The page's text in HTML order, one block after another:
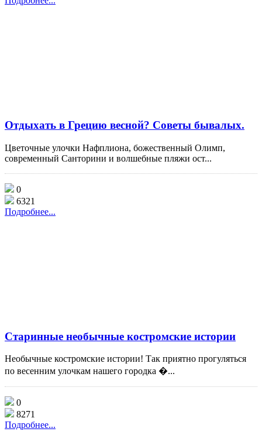
Отдыхать в Грецию весной? Советы бывалых.
Цветочные улочки Нафплиона, божественный Олимп,
современный Санторини и волшебные пляжи ост...
0
6321
Подробнее...
Старинные необычные костромские истории
Необычные костромские истории! Так приятно прогуляться
по весенним улочкам нашего городка �...
0
8271
Подробнее...